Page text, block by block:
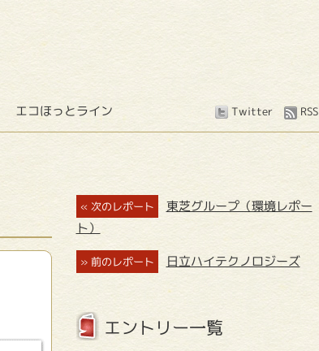
RSS
Twitter
エコほっとライン
« 次のレポート
東芝グループ（環境レポー
ト）
» 前のレポート 日立ハイテクノロジーズ
エントリー一覧